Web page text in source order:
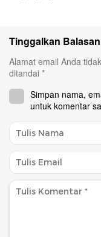
Tinggalkan Balasan
Alamat email Anda
ditandai *
Simpan nama,
untuk komentar